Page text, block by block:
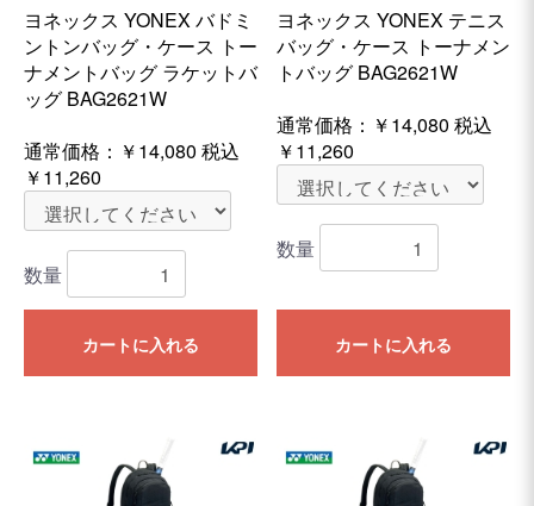
ヨネックス YONEX バドミ
ントンバッグ・ケース トー
ナメントバッグ ラケットバ
ッグ BAG2621W
通常価格： ￥14,080 税込
￥11,260
数量
カートに入れる
ヨネックス YONEX テニス
バッグ・ケース トーナメン
トバッグ BAG2621W
通常価格： ￥14,080 税込
￥11,260
数量
カートに入れる